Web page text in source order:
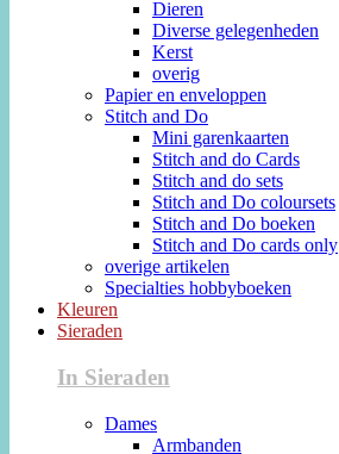
Dieren
Diverse gelegenheden
Kerst
overig
Papier en enveloppen
Stitch and Do
Mini garenkaarten
Stitch and do Cards
Stitch and do sets
Stitch and Do coloursets
Stitch and Do boeken
Stitch and Do cards only
overige artikelen
Specialties hobbyboeken
Kleuren
Sieraden
In Sieraden
Dames
Armbanden